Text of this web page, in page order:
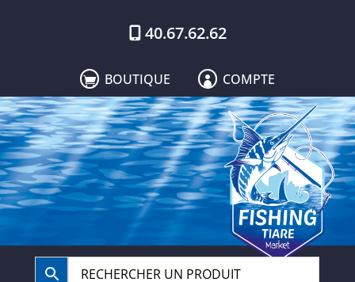
40.67.62.62
 BOUTIQUE  COMPTE